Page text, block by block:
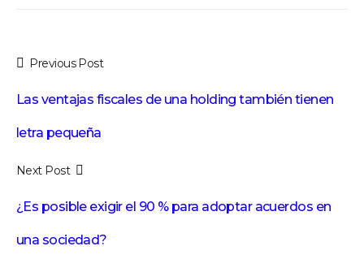
Previous Post
Las ventajas fiscales de una holding también tienen
letra pequeña
Next Post
¿Es posible exigir el 90 % para adoptar acuerdos en
una sociedad?